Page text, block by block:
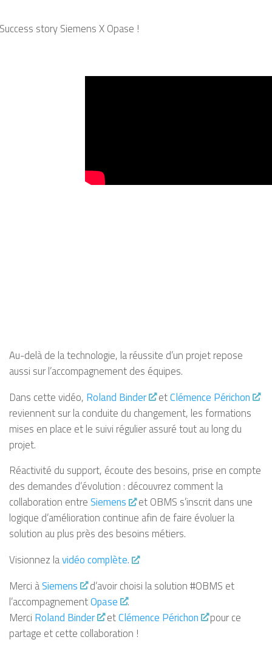
story Siemens X Opase !
Au-delà de la technologie, la réussite d’un projet repose
aussi sur l’accompagnement des équipes.
Dans cette vidéo, Roland Binder etClémence Périchon
reviennent sur la conduite du changement, les formations
mises en place et le suivi régulier assuré tout au long du
projet.
Réactivité du support, écoute des besoins, prise en compte
des demandes d’évolution : découvrez comment la
collaboration entre Siemens
et OBMS s’inscrit dans une
logique d’amélioration continue afin de faire évoluer la
solution au plus près des besoins métiers.
Visionnez lavidéo complète.
Merci àSiemens
d’avoir choisi la solution #OBMS et
l’accompagnementOpase
.
Merci Roland Binder etClémence Périchon
pour ce
partage et cette collaboration !